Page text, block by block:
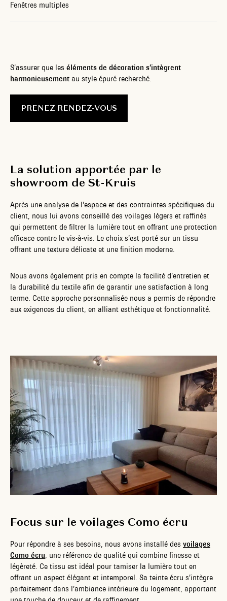
Fenêtres multiples
S’assurer que les éléments de décoration s’intègrent
harmonieusement au style épuré recherché.
PRENEZ RENDEZ-VOUS
La solution apportée par le
showroom de St-Kruis
Après une analyse de l’espace et des contraintes spécifiques du
client, nous lui avons conseillé des voilages légers et raffinés
qui permettent de filtrer la lumière tout en offrant une protection
efficace contre le vis-à-vis. Le choix s’est porté sur un tissu
offrant une texture délicate et une finition moderne.
Nous avons également pris en compte la facilité d’entretien et
la durabilité du textile afin de garantir une satisfaction à long
terme. Cette approche personnalisée nous a permis de répondre
aux exigences du client, en alliant esthétique et fonctionnalité.
Focus sur le voilages Como écru
Pour répondre à ses besoins, nous avons installé des voilages
Como écru, une référence de qualité qui combine finesse et
légèreté. Ce tissu est idéal pour tamiser la lumière tout en
offrant un aspect élégant et intemporel. Sa teinte écru s’intègre
parfaitement dans l’ambiance intérieure du logement, apportant